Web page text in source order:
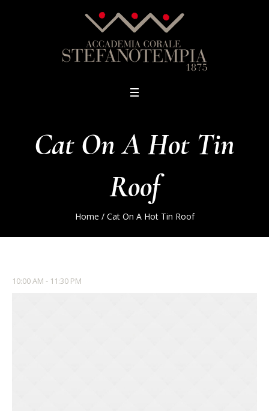
Cat On A Hot Tin
Roof
Home / Cat On A Hot Tin Roof
10:00 AM - 11:30 PM